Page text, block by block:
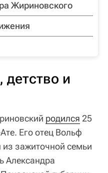
Жириновского
и
родился 25
Его отец Вольф
зажиточной семьи
Александра